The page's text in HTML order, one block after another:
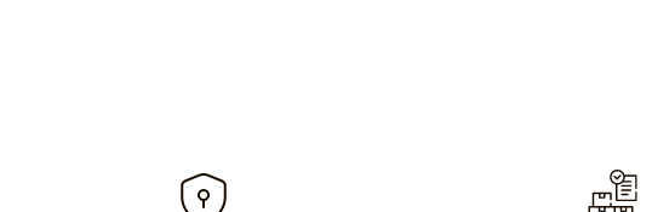
Ürün bilgilerinde hatalar bulunuyor.